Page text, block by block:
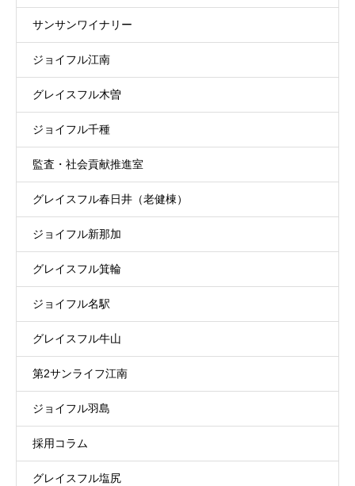
サンサンワイナリー
ジョイフル江南
グレイスフル木曽
ジョイフル千種
監査・社会貢献推進室
グレイスフル春日井（老健棟）
ジョイフル新那加
グレイスフル箕輪
ジョイフル名駅
グレイスフル牛山
第2サンライフ江南
ジョイフル羽島
採用コラム
グレイスフル塩尻